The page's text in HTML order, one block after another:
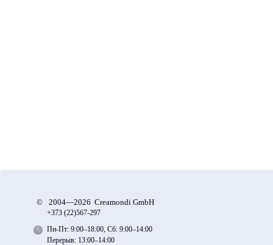
© 2004—2026 Creamondi GmbH
+373 (22)567-297
Пн-Пт: 9:00–18:00, Сб: 9:00–14:00
Перерыв: 13:00–14:00